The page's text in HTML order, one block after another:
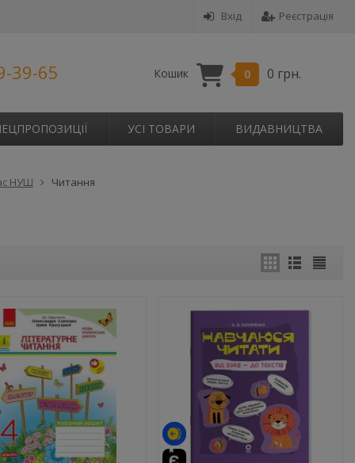
Вхід Реєстрація
39-65 Кошик 0 0 грн.
УСІ ТОВАРИ ВИДАВНИЦТВА
НУШ Читання